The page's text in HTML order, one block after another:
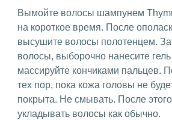
Вымойте волосы шампунем
на короткое время. После
высушите волосы полотенцем.
волосы, выборочно нанесите
массируйте кончиками пальцев.
тех пор, пока кожа головы не
покрыта. Не смывать. После
укладывать волосы как обычно.